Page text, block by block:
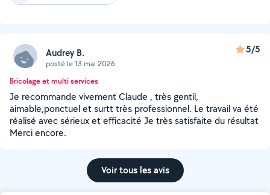
Audrey B.
posté le 13 mai 2026
5/5
Bricolage et multi services
Je recommande vivement Claude , très gentil,
aimable,ponctuel et surtt très professionnel. Le travail va été
réalisé avec sérieux et efficacité Je très satisfaite du résultat
Merci encore.
Voir tous les avis